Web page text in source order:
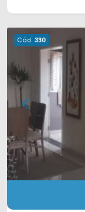
outros. Entre em contato com a nossa equipe de
vendas e
Telefone Arbix:
Presente em
Cód. 330